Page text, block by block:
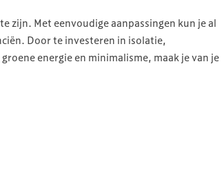
zijn. Met eenvoudige aanpassingen kun je al
Door te investeren in isolatie,
energie en minimalisme, maak je van je